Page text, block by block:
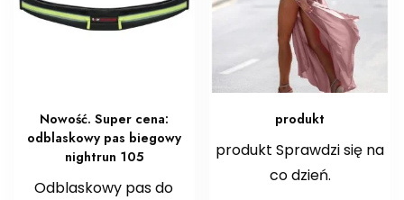
Nowość. Super cena:
odblaskowy pas biegowy
nightrun 105
Odblaskowy pas do
produkt
produkt Sprawdzi się na
co dzień.